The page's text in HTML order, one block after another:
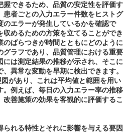
握できるため、品質の安定性を評価す
患者ごとの入力エラー件数をヒストグ
のエラーが発生しているかを確認で
収めるための方策を立てることができ
のばらつきが時間とともにどのように
グラフであり、品質管理における重要
は測定結果の推移が示され、そこに
異常な変動を早期に検出できます。
があり、これは平均値と範囲を用い
。例えば、毎日の入力エラー率の推移
善施策の効果を客観的に評価するこ
れる特性とそれに影響を与える要因